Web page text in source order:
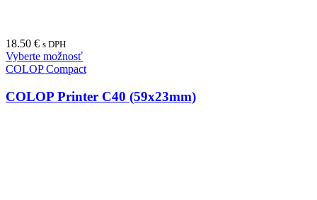
18.50 € s DPH
Vyberte možnosť
COLOP Compact
COLOP Printer C40 (59x23mm)